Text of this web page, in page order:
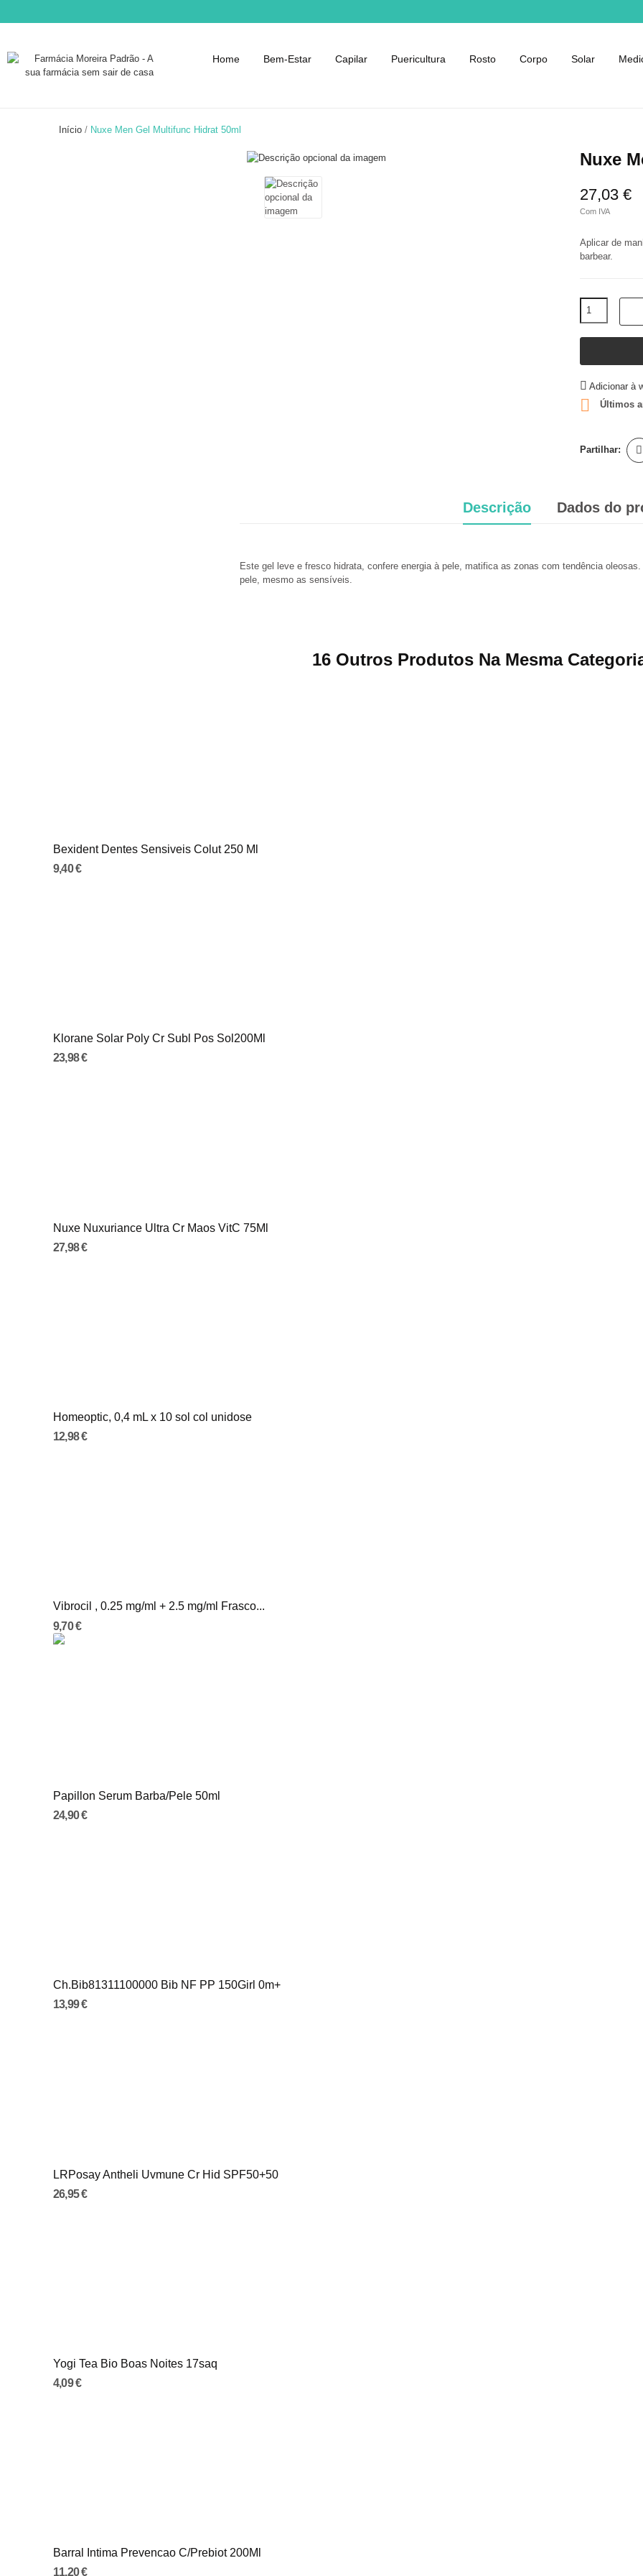
Home Bem-Estar Capilar Puericultura Rosto Corpo Solar
Início Nuxe Men Gel Multifunc Hidrat 50ml
Nuxe
27,03 €
Com IVA
Aplicar de
barbear.
Adicionar à
 Últimos
Partilhar:
Descrição Dados do
Este gel leve e fresco hidrata, confere energia à pele, matifica as zonas com tendência
pele, mesmo as sensíveis.
16 Outros Produtos Na Mesma
Bexident Dentes Sensiveis Colut 250 Ml
9,40 €
Klorane Solar Poly Cr Subl Pos Sol200Ml
23,98 €
Nuxe Nuxuriance Ultra Cr Maos VitC 75Ml
27,98 €
Homeoptic, 0,4 mL x 10 sol col unidose
12,98 €
Vibrocil , 0.25 mg/ml + 2.5 mg/ml Frasco...
9,70 €
Papillon Serum Barba/Pele 50ml
24,90 €
Ch.Bib81311100000 Bib NF PP 150Girl 0m+
13,99 €
LRPosay Antheli Uvmune Cr Hid SPF50+50
26,95 €
Yogi Tea Bio Boas Noites 17saq
4,09 €
Barral Intima Prevencao C/Prebiot 200Ml
11,20 €